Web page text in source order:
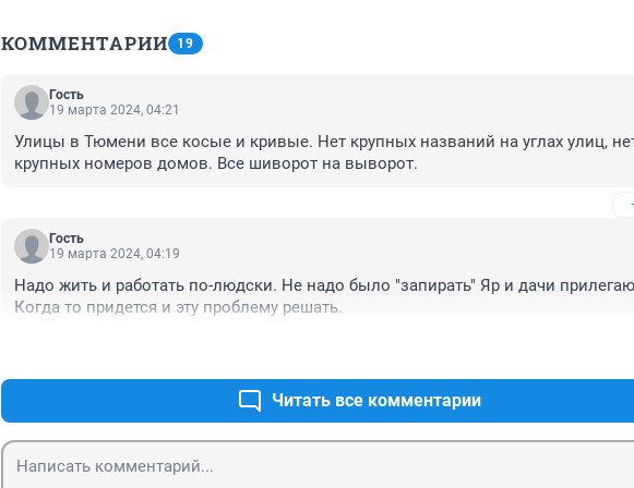
КОММЕНТАРИИ 19
Гость
19 марта 2024, 04:21
Улицы в Тюмени все косые и кривые. Нет крупных названий на углах улиц,
крупных номеров домов. Все шиворот на выворот.
Гость
19 марта 2024, 04:19
Надо жить и работать по-людски. Не надо было "запирать" Яр и дачи
Когда то придется и эту проблему решать.
Читать все комментарии